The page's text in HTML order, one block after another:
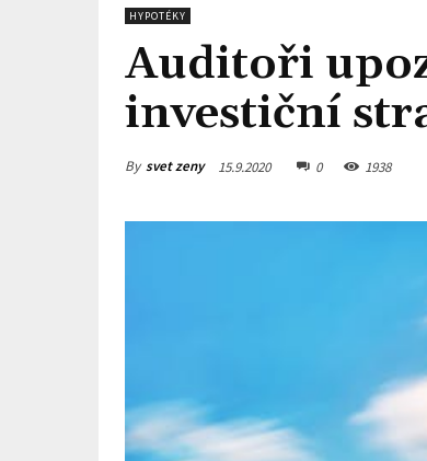
HYPOTÉKY
Auditoři
investiční
By svet zeny 15.9.2020 0 1938